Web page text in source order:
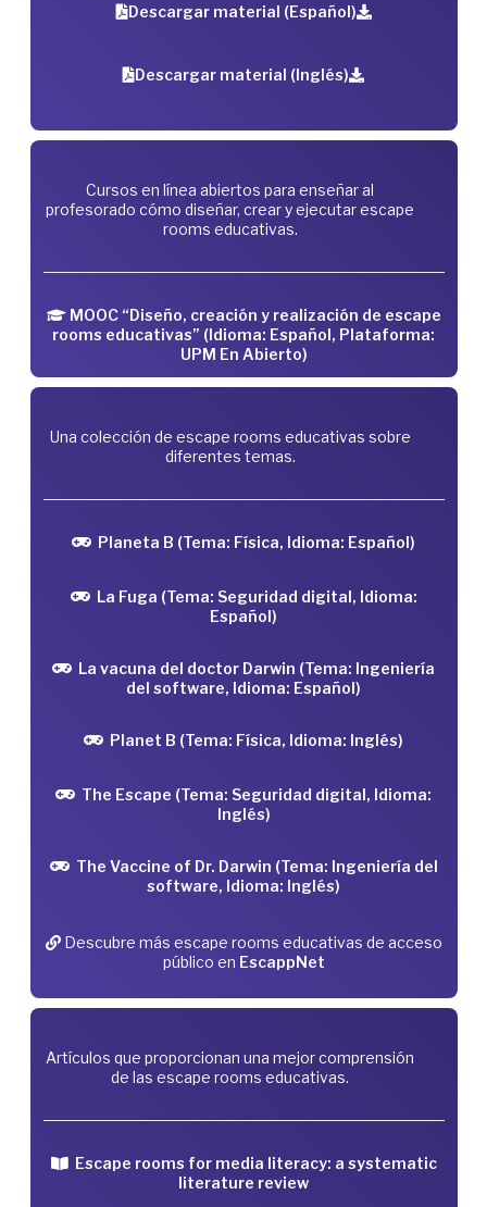
Descargar material (Español)
Descargar material (Inglés)
Cursos en línea abiertos para enseñar al
profesorado cómo diseñar, crear y ejecutar escape
rooms educativas.
MOOC “Diseño, creación y realización de escape
rooms educativas” (Idioma: Español, Plataforma:
UPM En Abierto)
Una colección de escape rooms educativas sobre
diferentes temas.
Planeta B (Tema: Física, Idioma: Español)
La Fuga (Tema: Seguridad digital, Idioma:
Español)
La vacuna del doctor Darwin (Tema: Ingeniería
del software, Idioma: Español)
Planet B (Tema: Física, Idioma: Inglés)
The Escape (Tema: Seguridad digital, Idioma:
Inglés)
The Vaccine of Dr. Darwin (Tema: Ingeniería del
software, Idioma: Inglés)
Descubre más escape rooms educativas de acceso
público en EscappNet
Artículos que proporcionan una mejor comprensión
de las escape rooms educativas.
Escape rooms for media literacy: a systematic
literature review